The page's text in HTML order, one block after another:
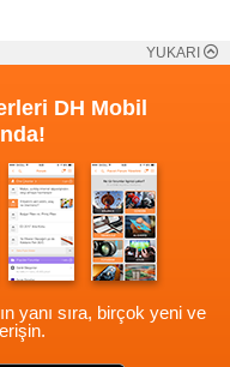
YUKARI
DH Mobil
yanı sıra, birçok yeni ve